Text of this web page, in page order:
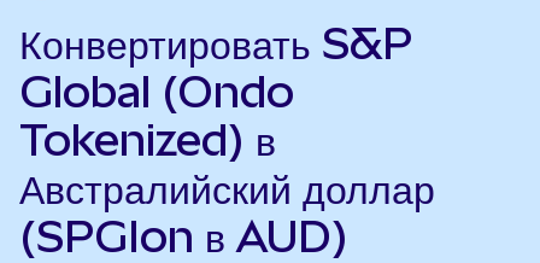
Конвертировать S&P
Global (Ondo
Tokenized) в
Австралийский доллар
(SPGIon в AUD)